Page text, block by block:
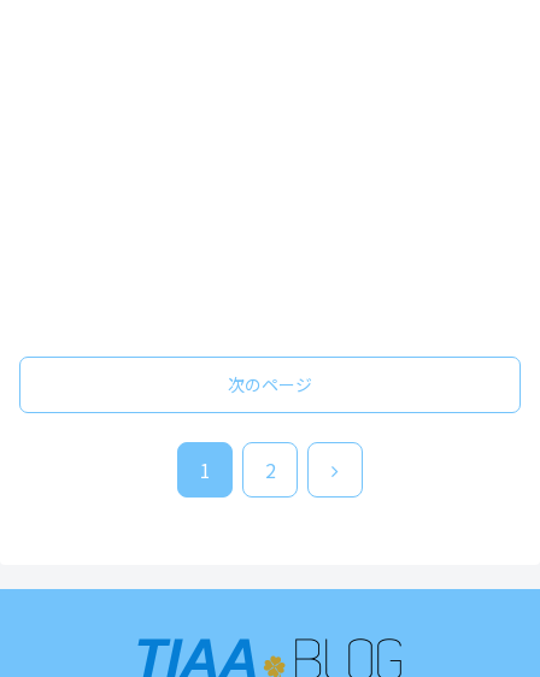
次のページ
1 2
次